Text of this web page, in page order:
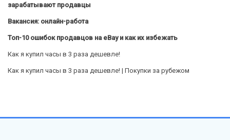
зарабатывают продавцы
Вакансия: онлайн-работа
Топ-10 ошибок продавцов на eBay и как их избежать
Как я купил часы в 3 раза дешевле!
Как я купил часы в 3 раза дешевле! | Покупки за рубежом